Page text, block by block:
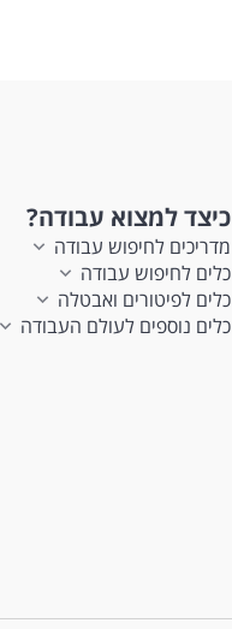
כיצד למצוא עבודה?
מדריכים לחיפוש עבודה
כלים לחיפוש עבודה
כלים לפיטורים ואבטלה
כלים נוספים לעולם העבודה